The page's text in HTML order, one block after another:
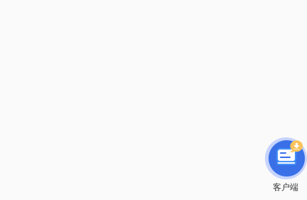
客户端